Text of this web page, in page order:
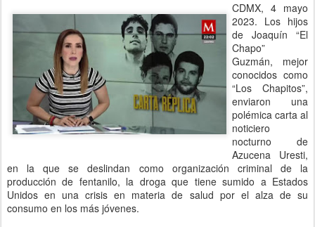
CDMX, 4 mayo
2023. Los hijos
de Joaquín “El
Chapo”
Guzmán, mejor
conocidos como
“Los Chapitos”,
enviaron una
polémica carta al
noticiero
nocturno de
Azucena Uresti,
en la que se deslindan como organización criminal de la
producción de fentanilo, la droga que tiene sumido a Estados
Unidos en una crisis en materia de salud por el alza de su
consumo en los más jóvenes.